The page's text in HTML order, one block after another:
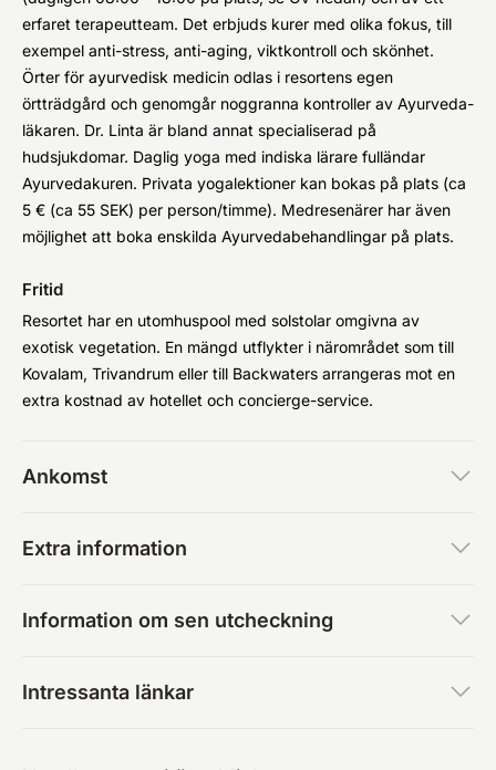
erfaret terapeutteam. Det erbjuds kurer med olika fokus, till
exempel anti-stress, anti-aging, viktkontroll och skönhet.
Örter för ayurvedisk medicin odlas i resortens egen
örtträdgård och genomgår noggranna kontroller av Ayurveda-
läkaren. Dr. Linta är bland annat specialiserad på
hudsjukdomar. Daglig yoga med indiska lärare fulländar
Ayurvedakuren. Privata yogalektioner kan bokas på plats (ca
5 € (ca 55 SEK) per person/timme). Medresenärer har även
möjlighet att boka enskilda Ayurvedabehandlingar på plats.
Fritid
Resortet har en utomhuspool med solstolar omgivna av
exotisk vegetation. En mängd utflykter i närområdet som till
Kovalam, Trivandrum eller till Backwaters arrangeras mot en
extra kostnad av hotellet och concierge-service.
Ankomst
Extra information
Information om sen utcheckning
Intressanta länkar